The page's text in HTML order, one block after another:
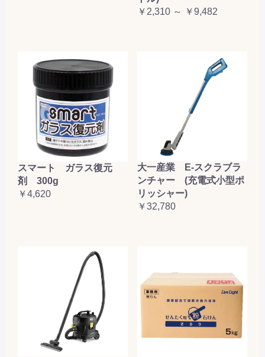
￥2,310 ～ ￥9,482
スマート ガラス復元
剤 300g
￥4,620
大一産業 E-スクラブラ
ンチャー (充電式小型ポ
リッシャー)
￥32,780